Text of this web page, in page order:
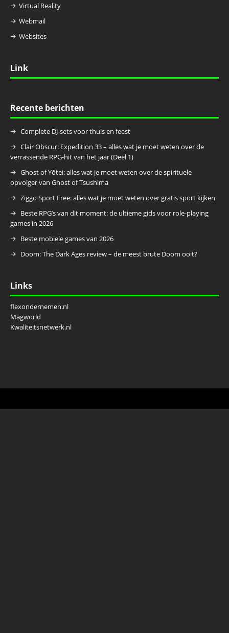
Virtual Reality
Webmail
Websites
Link
Recente berichten
Complete DJ-sets voor thuis en feest
Clair Obscur: Expedition 33 – alles wat je moet weten over de
verrassende RPG-hit van het jaar (Deel 1)
Ghost of Yōtei: alles wat je moet weten over de spirituele
opvolger van Ghost of Tsushima
Ziggo Sport Free: alles wat je moet weten over gratis sport kijken
Beste RPG’s van dit moment: de ultieme gids voor role-playing
games in 2026
Beste mobiele games van 2026
Doom: The Dark Ages review – de meest brute Doom ooit?
Links
flexondernemen.nl
Magworld
Kwaliteitsnetwerk.nl